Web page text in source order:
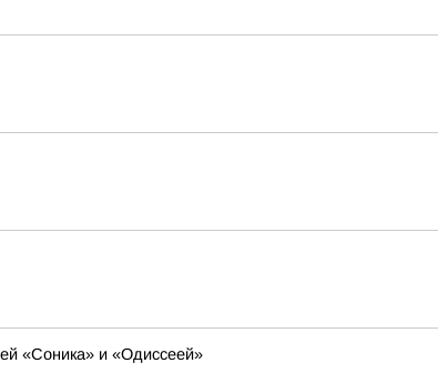
«Соника» и «Одиссеей»